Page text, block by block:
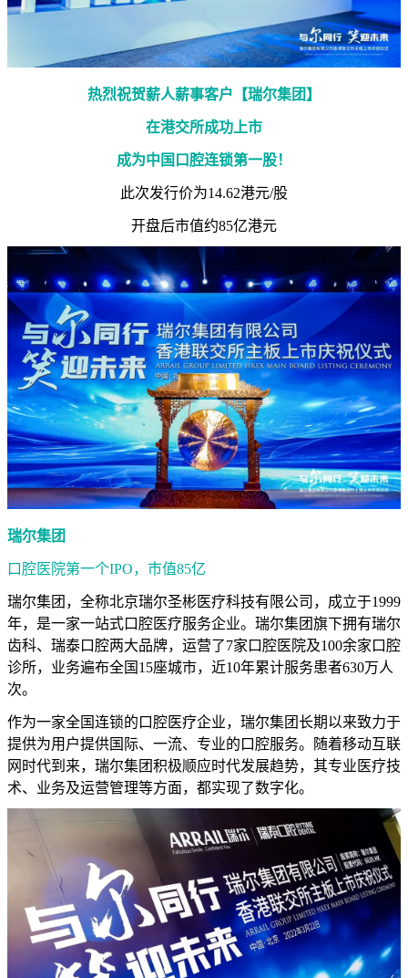
热烈祝贺薪人薪事客户【瑞尔集团】
在港交所成功上市
成为中国口腔连锁第一股！
此次发行价为14.62港元/股
开盘后市值约85亿港元
瑞尔集团
口腔医院第一个IPO，市值85亿
瑞尔集团，全称北京瑞尔圣彬医疗科技有限公司，成立于1999
年，是一家一站式口腔医疗服务企业。瑞尔集团旗下拥有瑞尔
齿科、瑞泰口腔两大品牌，运营了7家口腔医院及100余家口腔
诊所，业务遍布全国15座城市，近10年累计服务患者630万人
次。
作为一家全国连锁的口腔医疗企业，瑞尔集团长期以来致力于
提供为用户提供国际、一流、专业的口腔服务。随着移动互联
网时代到来，瑞尔集团积极顺应时代发展趋势，其专业医疗技
术、业务及运营管理等方面，都实现了数字化。